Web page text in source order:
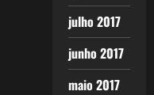
julho 2017
junho 2017
maio 2017